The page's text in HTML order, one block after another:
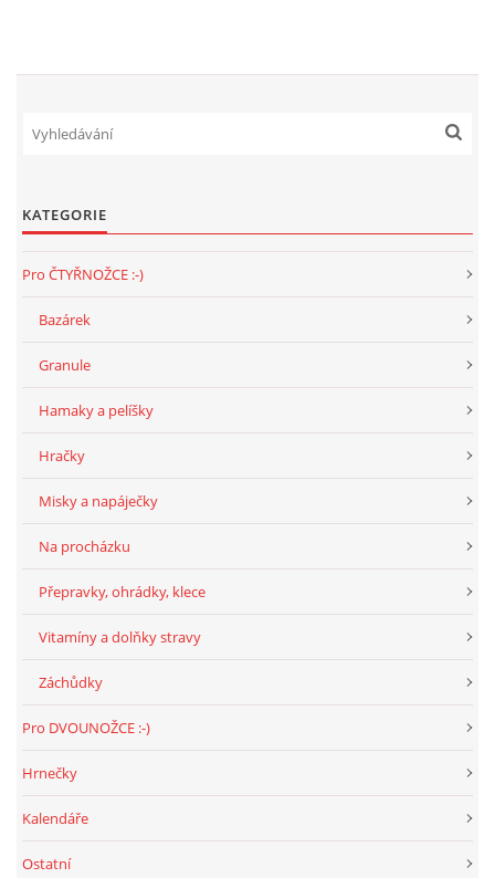
KATEGORIE
Pro ČTYŘNOŽCE :-)
Bazárek
Granule
Hamaky a pelíšky
Hračky
Misky a napáječky
Na procházku
Přepravky, ohrádky, klece
Vitamíny a dolňky stravy
Záchůdky
Pro DVOUNOŽCE :-)
Hrnečky
Kalendáře
Ostatní